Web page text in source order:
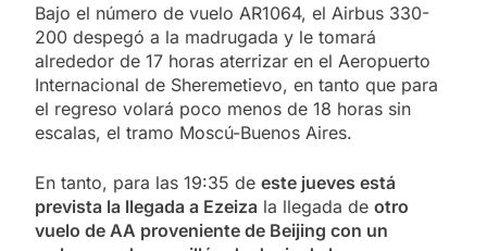
Bajo el número de vuelo AR1064, el Airbus 330-
200 despegó a la madrugada y le tomará
alrededor de 17 horas aterrizar en el Aeropuerto
Internacional de Sheremetievo, en tanto que para
el regreso volará poco menos de 18 horas sin
escalas, el tramo Moscú-Buenos Aires.
En tanto, para las 19:35 de este jueves está
prevista la llegada a Ezeiza la llegada de otro
vuelo de AA proveniente de Beijing con un